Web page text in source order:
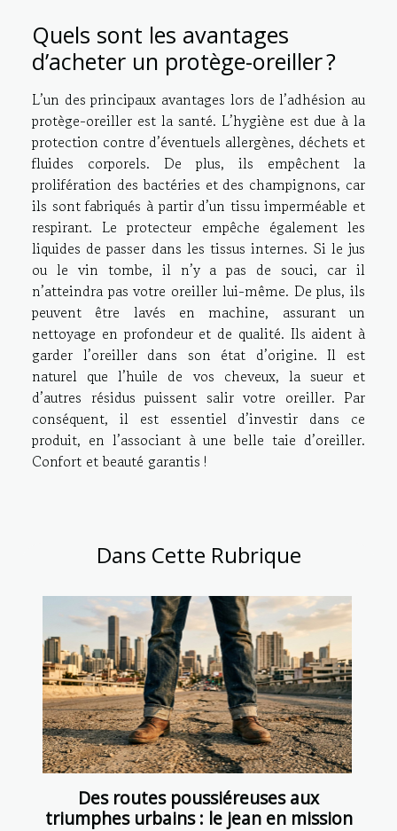
Quels sont les avantages
d’acheter un protège-oreiller ?
L’un des principaux avantages lors de l’adhésion au
protège-oreiller est la santé. L’hygiène est due à la
protection contre d’éventuels allergènes, déchets et
fluides corporels. De plus, ils empêchent la
prolifération des bactéries et des champignons, car
ils sont fabriqués à partir d’un tissu imperméable et
respirant. Le protecteur empêche également les
liquides de passer dans les tissus internes. Si le jus
ou le vin tombe, il n’y a pas de souci, car il
n’atteindra pas votre oreiller lui-même. De plus, ils
peuvent être lavés en machine, assurant un
nettoyage en profondeur et de qualité. Ils aident à
garder l’oreiller dans son état d’origine. Il est
naturel que l’huile de vos cheveux, la sueur et
d’autres résidus puissent salir votre oreiller. Par
conséquent, il est essentiel d’investir dans ce
produit, en l’associant à une belle taie d’oreiller.
Confort et beauté garantis !
Dans Cette Rubrique
Des routes poussiéreuses aux
triumphes urbains : le jean en mission